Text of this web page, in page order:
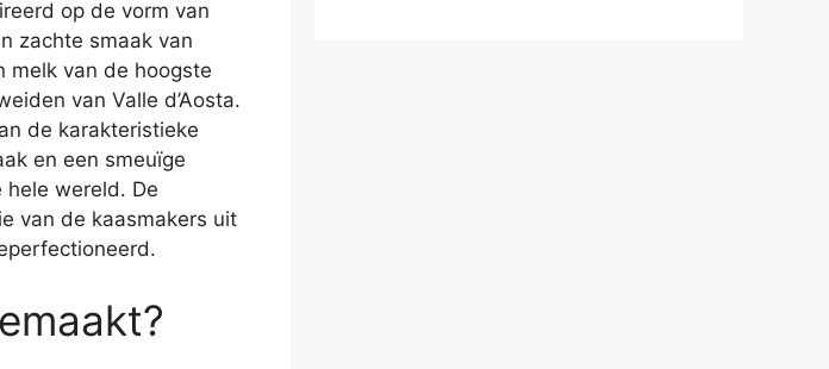
op de vorm van
zachte smaak van
melk van de hoogste
van Valle d’Aosta.
de karakteristieke
en een smeuïge
wereld. De
van de kaasmakers uit